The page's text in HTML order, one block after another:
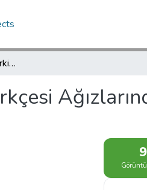
/-(y)A/ Zarf-Fiil Ekinin Türkiye Türkçesi Ağızlarındaki Kullanımı
9